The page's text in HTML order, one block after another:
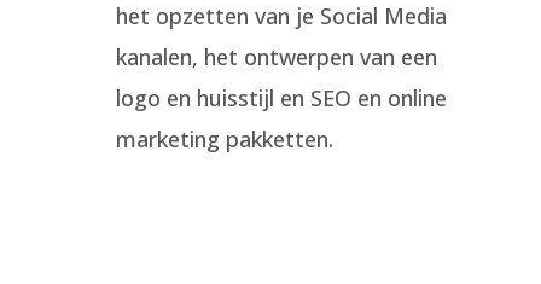
het opzetten van je Social Media
kanalen, het ontwerpen van een
logo en huisstijl en SEO en online
marketing pakketten.